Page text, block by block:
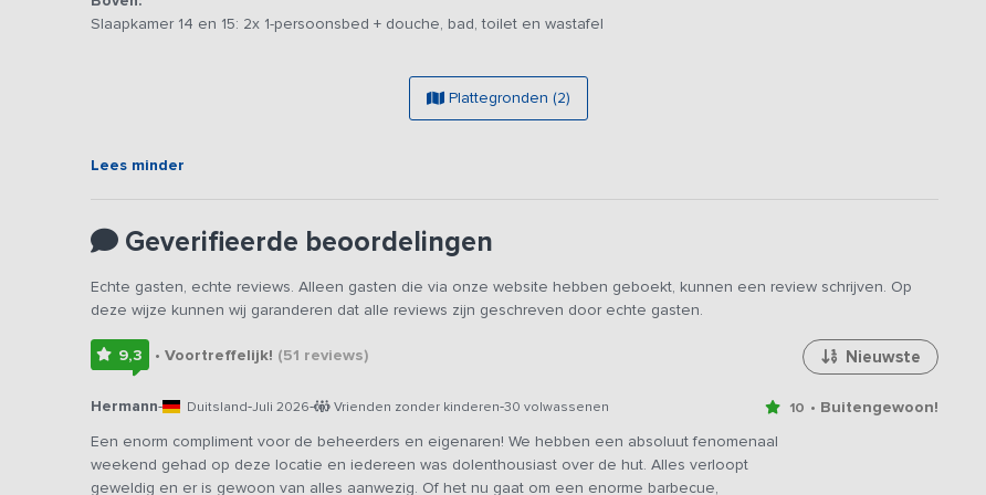
afdak bij het ruime terras bevindt zich een hout gestookte hottub.
- In samenwerking met lokaal restaurant bieden we diverse mogelijkheden voor maaltijdverzorging aan, je hoeft het
eten dan alleen maar op te warmen in het vakantiehuis. De afwas mag je laten staan.
- In samenwerking met een kasteel bieden we een rondtocht met de huifkar aan door het buitengebied en met bezoek
Slaapkamer 14 en 15: 2x 1-persoonsbed + douche, bad, toilet en wastafel
Plattegronden (2)
Lees minder
Geverifieerde beoordelingen
Echte gasten, echte reviews. Alleen gasten die via onze website hebben geboekt, kunnen een review schrijven. Op
deze wijze kunnen wij garanderen dat alle reviews zijn geschreven door echte gasten.
9,3 • Voortreffelijk! (51 reviews) Nieuwste
Hermann- Duitsland-Juli 2026- Vrienden zonder kinderen-30 volwassenen 10 • Buitengewoon!
Een enorm compliment voor de beheerders en eigenaren! We hebben een absoluut fenomenaal
weekend gehad op deze locatie en iedereen was dolenthousiast over de hut. Alles verloopt
geweldig en er is gewoon van alles aanwezig. Of het nu gaat om een enorme barbecue,